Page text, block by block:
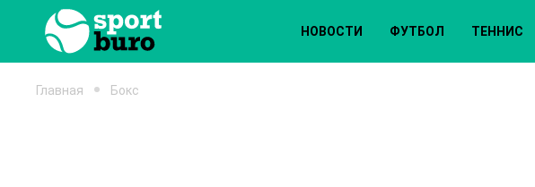
НОВОСТИ ФУТБОЛ ТЕННИС
Главная Бокс